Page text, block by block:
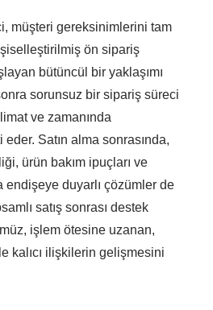
müşteri gereksinimlerini tam
ön sipariş
bütüncül bir yaklaşımı
sorunsuz bir sipariş süreci
ve zamanında
Satın alma sonrasında,
ürün bakım ipuçları ve
endişeye duyarlı çözümler de
satış sonrası destek
işlem ötesine uzanan,
kalıcı ilişkilerin gelişmesini